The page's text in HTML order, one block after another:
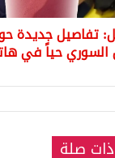
تفاصيل جديدة
السوري حياً في
صلة